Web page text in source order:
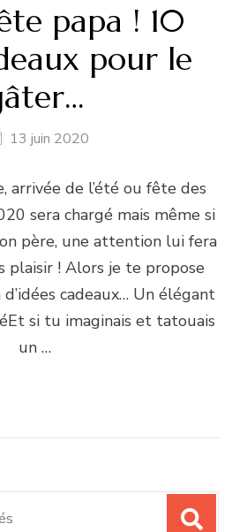
papa ! 10
pour le
13 juin 2020
arrivée de l’été ou fête des
sera chargé mais même si
père, une attention lui fera
plaisir ! Alors je te propose
cadeaux… Un élégant
si tu imaginais et tatouais
un …